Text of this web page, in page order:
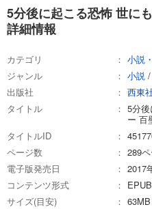
◎別府食堂 食堂の少女
◎百壁海浜水族館 水族館で待ってる
◎美乃山公園 桃の木
◎明日が丘遊園地跡 遊園地のチケ
◎百壁町の謎―約束
＜電子書籍について＞
※本電子書籍は同じ書名の出版物を
※本電子書籍は固定型レイアウトタ
※本文に記載されている内容は、印
ものです。
※印刷出版を電子書籍化するにあた
んでいる場合があります。また、
があります。
5分後に起こる恐怖 世に
詳細情報
カテゴリ
小説
ジャンル
小説 /
出版社
西東
タイトル
5分
ー 百
タイトルID
ページ数
289
電子版発売日
2017
コンテンツ形式
EPUB
サイズ(目安)
63MB